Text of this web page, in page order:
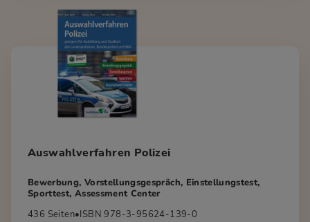
Auswahlverfahren Polizei
Bewerbung, Vorstellungsgespräch, Einstellungstest,
Sporttest, Assessment Center
436 Seiten•ISBN 978-3-95624-139-0